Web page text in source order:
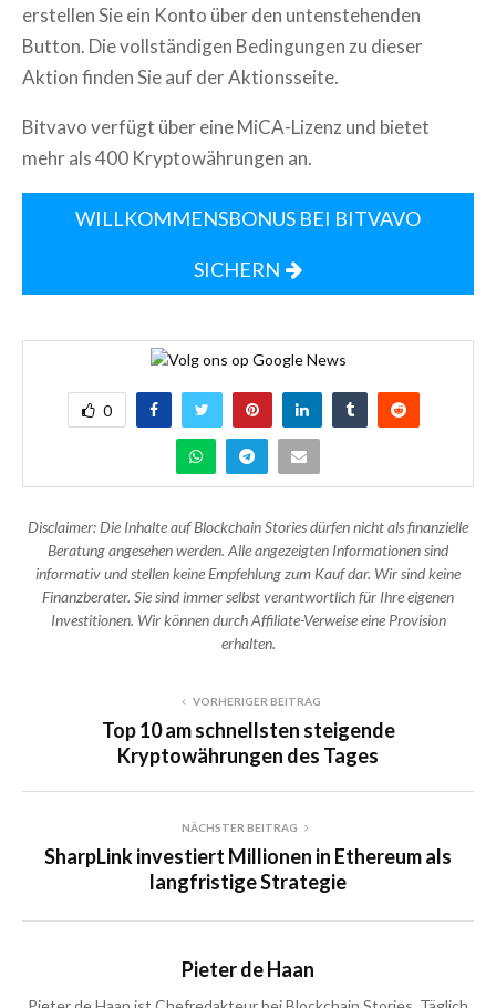
erstellen Sie ein Konto über den untenstehenden
Button. Die vollständigen Bedingungen zu dieser
Aktion finden Sie auf der Aktionsseite.
Bitvavo verfügt über eine MiCA-Lizenz und bietet
mehr als 400 Kryptowährungen an.
WILLKOMMENSBONUS BEI BITVAVO
SICHERN
0
Disclaimer: Die Inhalte auf Blockchain Stories dürfen nicht als finanzielle
Beratung angesehen werden. Alle angezeigten Informationen sind
informativ und stellen keine Empfehlung zum Kauf dar. Wir sind keine
Finanzberater. Sie sind immer selbst verantwortlich für Ihre eigenen
Investitionen. Wir können durch Affiliate-Verweise eine Provision
erhalten.
VORHERIGER BEITRAG
Top 10 am schnellsten steigende
Kryptowährungen des Tages
NÄCHSTER BEITRAG
SharpLink investiert Millionen in Ethereum als
langfristige Strategie
Pieter de Haan